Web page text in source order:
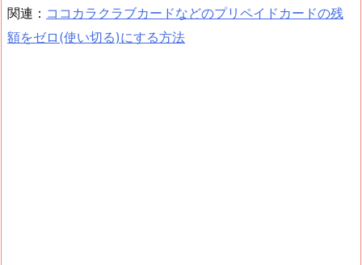
関連： ココカラクラブカードなどのプリペイドカードの残
額をゼロ(使い切る)にする方法